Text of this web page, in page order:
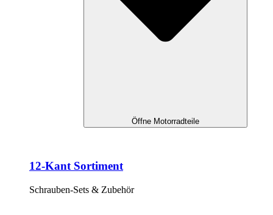
Öffne Motorradteile
12-Kant Sortiment
Schrauben-Sets & Zubehör